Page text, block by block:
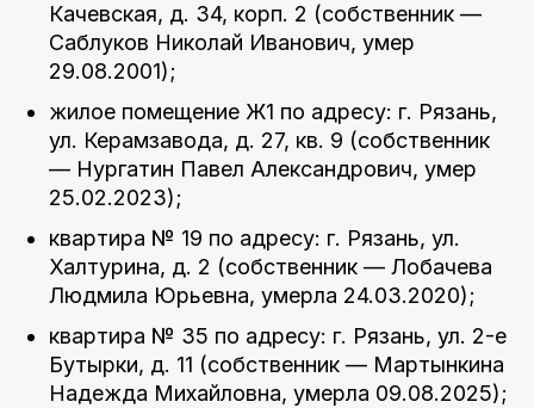
Качевская, д. 34, корп. 2 (собственник —
Саблуков Николай Иванович, умер
29.08.2001);
жилое помещение Ж1 по адресу: г. Рязань,
ул. Керамзавода, д. 27, кв. 9 (собственник
— Нургатин Павел Александрович, умер
25.02.2023);
квартира № 19 по адресу: г. Рязань, ул.
Халтурина, д. 2 (собственник — Лобачева
Людмила Юрьевна, умерла 24.03.2020);
квартира № 35 по адресу: г. Рязань, ул. 2-е
Бутырки, д. 11 (собственник — Мартынкина
Надежда Михайловна, умерла 09.08.2025);